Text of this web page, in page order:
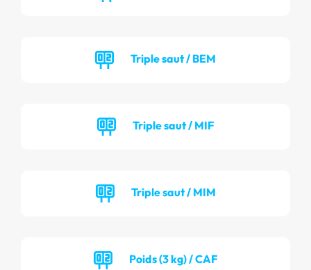
Triple saut / BEM
Triple saut / MIF
Triple saut / MIM
Poids (3 kg) / CAF